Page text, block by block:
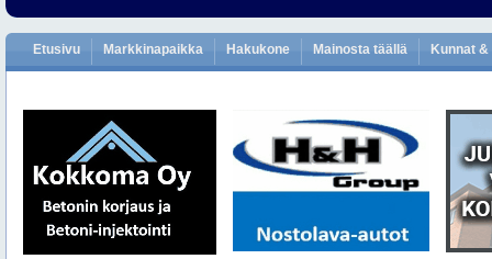
Etusivu Markkinapaikka Hakukone Mainosta täällä Kunnat